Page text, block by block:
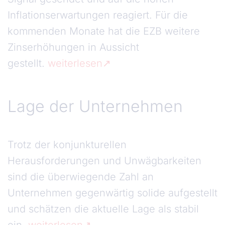
Inflationserwartungen reagiert. Für die
kommenden Monate hat die EZB weitere
Zinserhöhungen in Aussicht
gestellt. weiterlesen
Lage der Unternehmen
Trotz der konjunkturellen
Herausforderungen und Unwägbarkeiten
sind die überwiegende Zahl an
Unternehmen gegenwärtig solide aufgestellt
und schätzen die aktuelle Lage als stabil